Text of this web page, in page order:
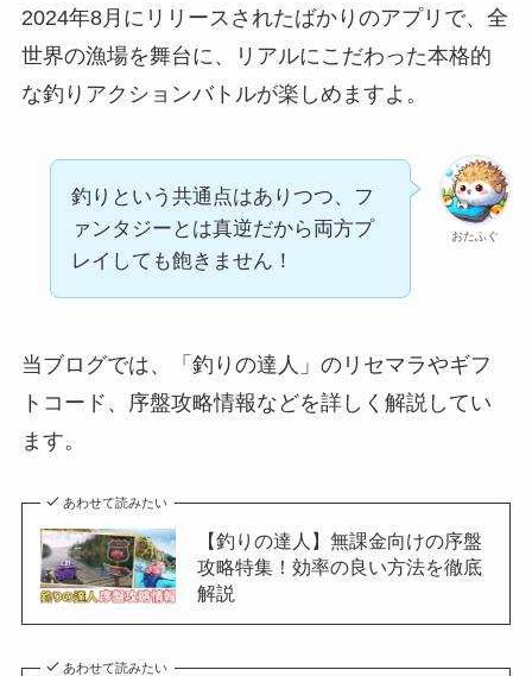
2024年8月にリリースされたばかりのアプリで、全
世界の漁場を舞台に、リアルにこだわった本格的
な釣りアクションバトルが楽しめますよ。
おたふぐ
釣りという共通点はありつつ、フ
ァンタジーとは真逆だから両方プ
レイしても飽きません！
当ブログでは、「釣りの達人」のリセマラやギフ
トコード、序盤攻略情報などを詳しく解説してい
ます。
あわせて読みたい
【釣りの達人】無課金向けの序盤
攻略特集！効率の良い方法を徹底
解説
あわせて読みたい